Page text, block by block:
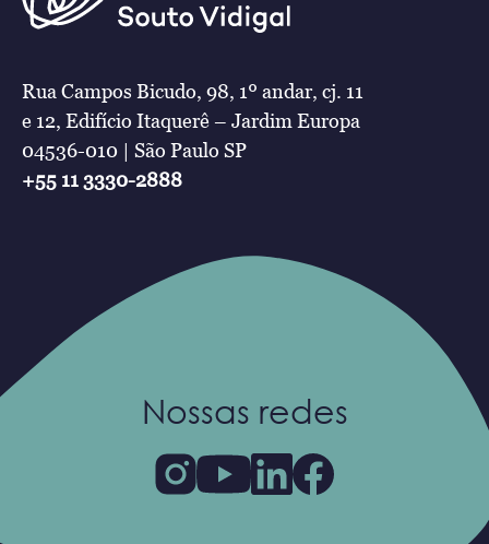
Rua Campos Bicudo, 98, 1º andar, cj. 11
e 12, Edifício Itaquerê – Jardim Europa
04536-010 | São Paulo SP
+55 11 3330-2888
Nossas redes